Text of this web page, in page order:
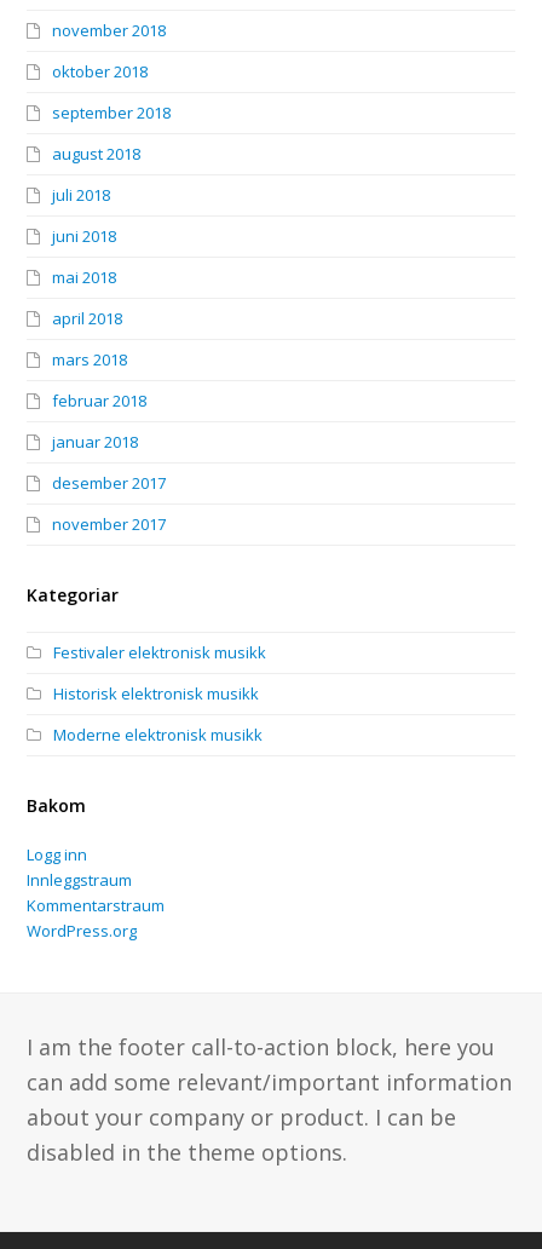
november 2018
oktober 2018
september 2018
august 2018
juli 2018
juni 2018
mai 2018
april 2018
mars 2018
februar 2018
januar 2018
desember 2017
november 2017
Kategoriar
Festivaler elektronisk musikk
Historisk elektronisk musikk
Moderne elektronisk musikk
Bakom
Logg inn
Innleggstraum
Kommentarstraum
WordPress.org
I am the footer call-to-action block, here you
can add some relevant/important information
about your company or product. I can be
disabled in the theme options.